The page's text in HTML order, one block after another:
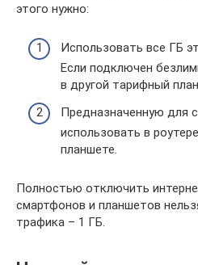
этого нужно:
Использовать все ГБ
Если подключен
в другой тарифный
Предназначенную для
использовать в
планшете.
Полностью отключить
смартфонов и планшетов
трафика – 1 ГБ.